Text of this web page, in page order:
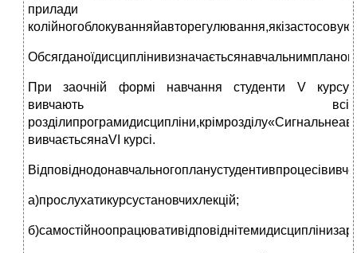
прилади
При заочній формі навчання студенти V курсу
вивчають всі
вивчаєтьсянаVI курсі.
а)прослухатикурсустановчихлекцій;